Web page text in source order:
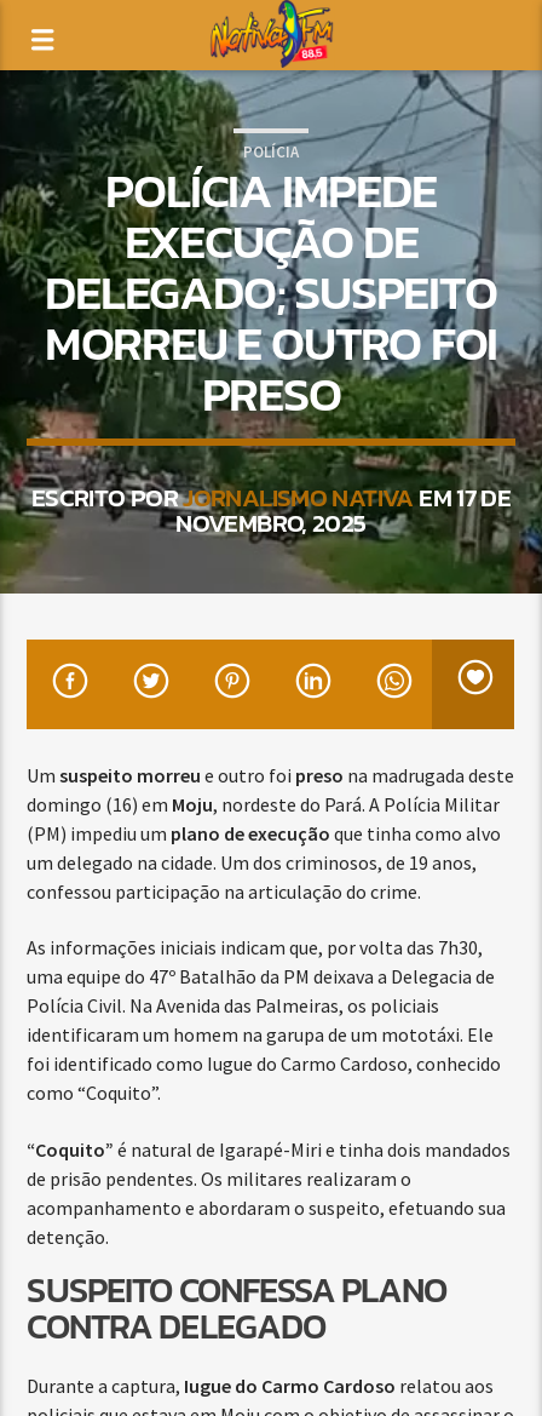
POLÍCIA
POLÍCIA IMPEDE
EXECUÇÃO DE
DELEGADO; SUSPEITO
MORREU E OUTRO FOI
PRESO
ESCRITO PORJORNALISMO NATIVAEM 17 DE
NOVEMBRO, 2025
Umsuspeito morreu e outro foi preso na madrugada deste
domingo (16) em Moju, nordeste do Pará. A Polícia Militar
(PM) impediu um plano de execução que tinha como alvo
um delegado na cidade. Um dos criminosos, de 19 anos,
confessou participação na articulação do crime.
As informações iniciais indicam que, por volta das 7h30,
uma equipe do 47º Batalhão da PM deixava a Delegacia de
Polícia Civil. Na Avenida das Palmeiras, os policiais
identificaram um homem na garupa de um mototáxi. Ele
foi identificado como Iugue do Carmo Cardoso, conhecido
como “Coquito”.
“Coquito” é natural de Igarapé-Miri e tinha dois mandados
de prisão pendentes. Os militares realizaram o
acompanhamento e abordaram o suspeito, efetuando sua
detenção.
SUSPEITO CONFESSA PLANO
CONTRA DELEGADO
Durante a captura, Iugue do Carmo Cardoso relatou aos